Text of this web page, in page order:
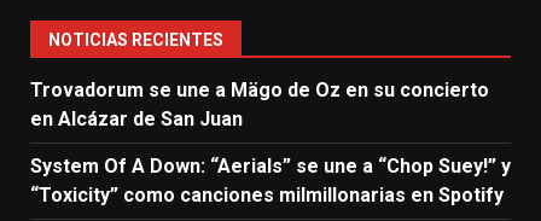
NOTICIAS RECIENTES
Trovadorum se une a Mägo de Oz en su concierto
en Alcázar de San Juan
System Of A Down: “Aerials” se une a “Chop Suey!” y
“Toxicity” como canciones milmillonarias en Spotify